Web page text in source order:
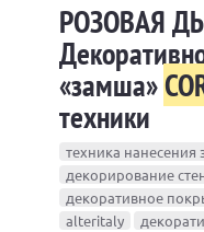
РОЗОВАЯ
«замша»
техники
техника
декорирование
декоративное
alteritaly